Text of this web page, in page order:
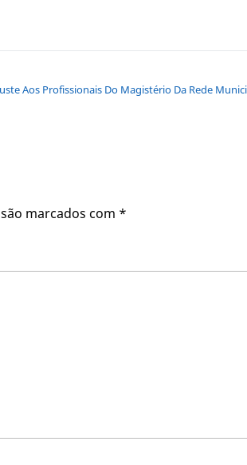
Aos Profissionais Do Magistério Da Rede
marcados com *